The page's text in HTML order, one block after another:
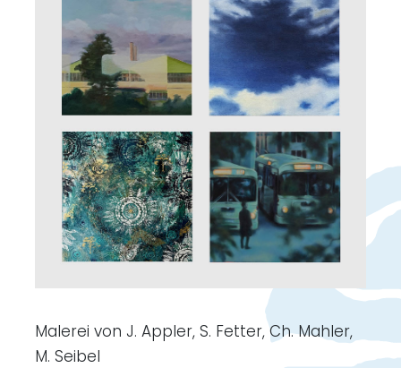
Malerei von J. Appler, S. Fetter, Ch. Mahler,
M. Seibel